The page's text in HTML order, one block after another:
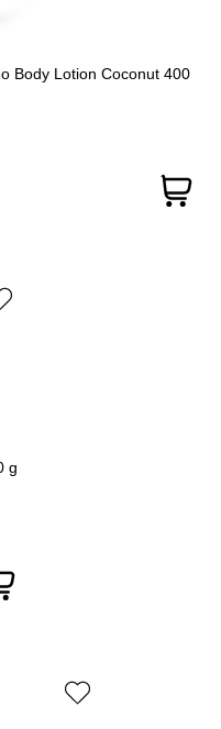
Body Lotion Coconut 400
g